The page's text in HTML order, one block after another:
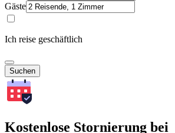
Gäste
Ich reise geschäftlich
Suchen
Kostenlose Stornierung bei